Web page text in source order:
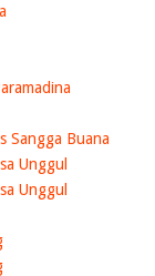
Sangga Buana
Unggul
Unggul